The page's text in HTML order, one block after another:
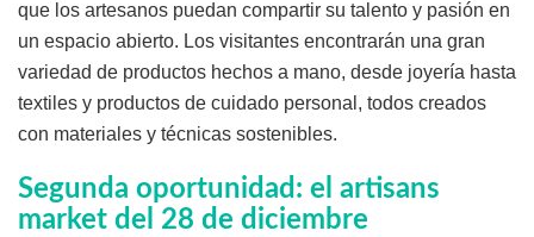
que los artesanos puedan compartir su talento y pasión en
un espacio abierto. Los visitantes encontrarán una gran
variedad de productos hechos a mano, desde joyería hasta
textiles y productos de cuidado personal, todos creados
con materiales y técnicas sostenibles.
Segunda oportunidad: el artisans
market del 28 de diciembre